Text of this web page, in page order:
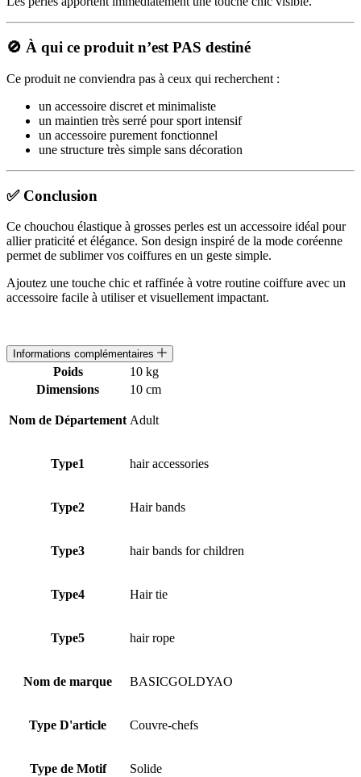
🚫 À qui ce produit n’est PAS destiné
Ce produit ne conviendra pas à ceux qui recherchent :
un accessoire discret et minimaliste
un maintien très serré pour sport intensif
un accessoire purement fonctionnel
une structure très simple sans décoration
✅ Conclusion
Ce chouchou élastique à grosses perles est un accessoire idéal pour
allier praticité et élégance. Son design inspiré de la mode coréenne
permet de sublimer vos coiffures en un geste simple.
Ajoutez une touche chic et raffinée à votre routine coiffure avec un
accessoire facile à utiliser et visuellement impactant.
Informations complémentaires
Poids
10 kg
Dimensions
10 cm
Nom de Département Adult
Type1 hair accessories
Type2 Hair bands
Type3 hair bands for children
Type4 Hair tie
Type5 hair rope
Nom de marque BASICGOLDYAO
Type D'article Couvre-chefs
Type de Motif Solide